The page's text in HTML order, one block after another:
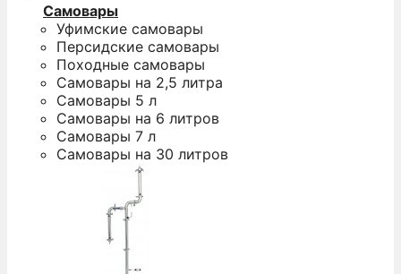
Самовары
Уфимские самовары
Персидские самовары
Походные самовары
Самовары на 2,5 литра
Самовары 5 л
Самовары на 6 литров
Самовары 7 л
Самовары на 30 литров